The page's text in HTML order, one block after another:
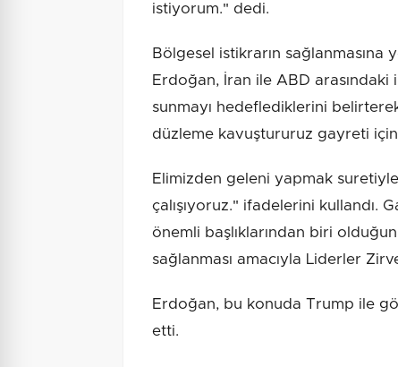
istiyorum." dedi.
Bölgesel istikrarın
Erdoğan, İran ile ABD arasındaki
sunmayı hedeflediklerini
düzleme kavuştururuz gayreti
Elimizden geleni yapmak
çalışıyoruz." ifadelerini kullandı.
önemli başlıklarından biri
sağlanması amacıyla Liderler
Erdoğan, bu konuda Trump ile
etti.